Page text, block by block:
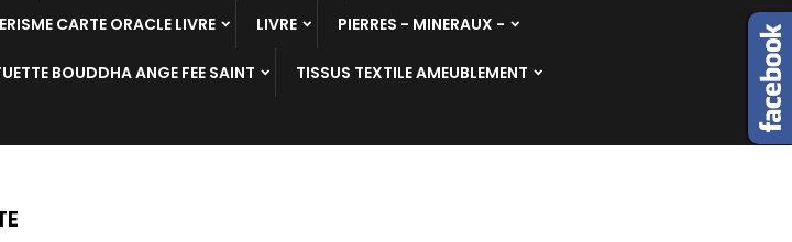
CARTE ORACLE LIVRE LIVRE PIERRES - MINERAUX -
BOUDDHA ANGE FEE SAINT TISSUS TEXTILE AMEUBLEMENT